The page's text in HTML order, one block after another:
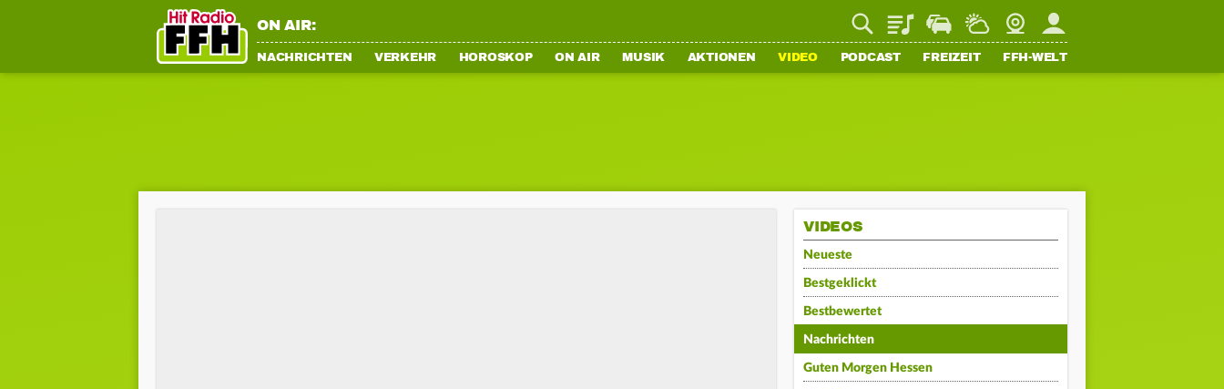
ON AIR: PlaylistStaupilotWetterWebcamMein FFH
NACHRICHTEN VERKEHR HOROSKOP ON AIR MUSIK AKTIONEN VIDEO PODCAST FREIZEIT FFH-WELT
VIDEOS
Neueste
Bestgeklickt
Bestbewertet
Nachrichten
Guten Morgen Hessen